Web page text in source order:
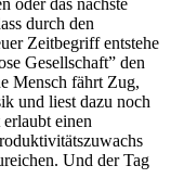
oder das nächste
durch den
Zeitbegriff entstehe
Gesellschaft” den
Mensch fährt Zug,
und liest dazu noch
einen
Und der Tag